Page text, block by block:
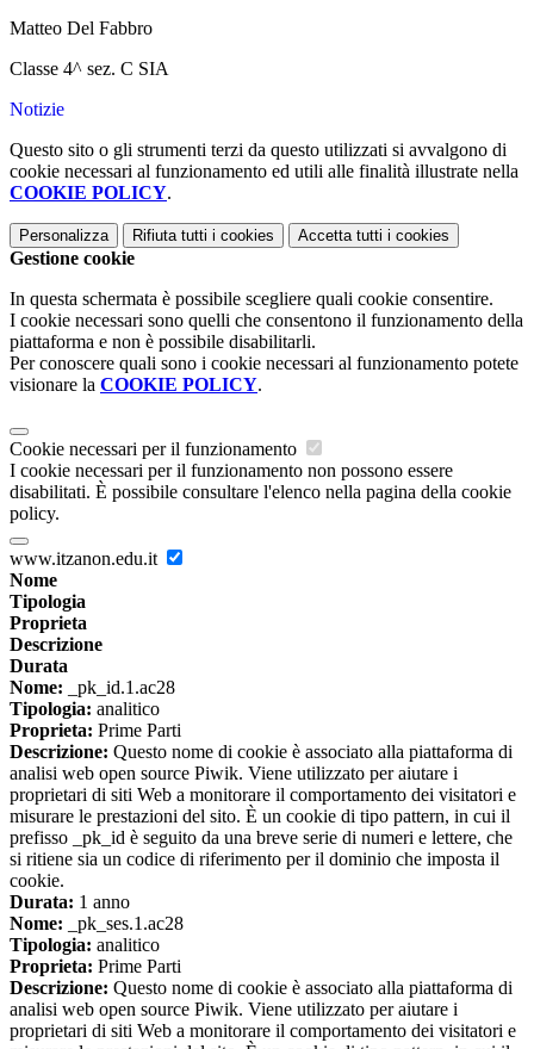
Matteo Del Fabbro
Classe 4^ sez. C SIA
Notizie
Questo sito o gli strumenti terzi da questo utilizzati si avvalgono di
cookie necessari al funzionamento ed utili alle finalità illustrate nella
COOKIE POLICY.
Personalizza Rifiuta tutti i cookies Accetta tutti i cookies
Gestione cookie
In questa schermata è possibile scegliere quali cookie consentire.
I cookie necessari sono quelli che consentono il funzionamento della
piattaforma e non è possibile disabilitarli.
Per conoscere quali sono i cookie necessari al funzionamento potete
visionare la COOKIE POLICY.
Cookie necessari per il funzionamento
I cookie necessari per il funzionamento non possono essere
disabilitati. È possibile consultare l'elenco nella pagina della cookie
policy.
www.itzanon.edu.it
Nome
Tipologia
Proprieta
Descrizione
Durata
Nome: _pk_id.1.ac28
Tipologia: analitico
Proprieta: Prime Parti
Descrizione: Questo nome di cookie è associato alla piattaforma di
analisi web open source Piwik. Viene utilizzato per aiutare i
proprietari di siti Web a monitorare il comportamento dei visitatori e
misurare le prestazioni del sito. È un cookie di tipo pattern, in cui il
prefisso _pk_id è seguito da una breve serie di numeri e lettere, che
si ritiene sia un codice di riferimento per il dominio che imposta il
cookie.
Durata: 1 anno
Nome: _pk_ses.1.ac28
Tipologia: analitico
Proprieta: Prime Parti
Descrizione: Questo nome di cookie è associato alla piattaforma di
analisi web open source Piwik. Viene utilizzato per aiutare i
proprietari di siti Web a monitorare il comportamento dei visitatori e